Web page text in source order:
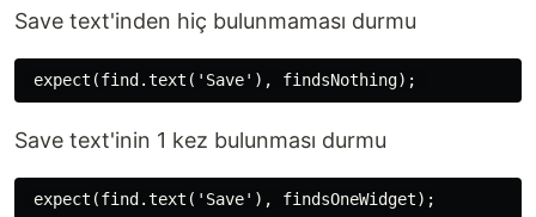
Save text'inden hiç bulunmaması durmu
Save text'inin 1 kez bulunması durmu